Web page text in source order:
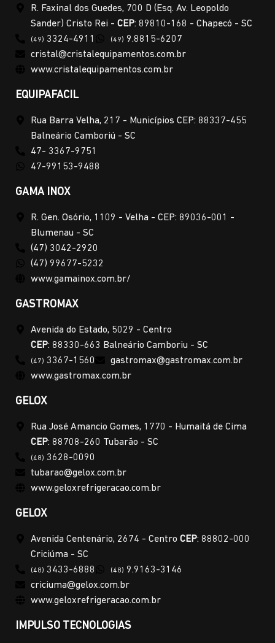
R. Faxinal dos Guedes, 700 D (Esq. Av. Leopoldo
Sander) Cristo Rei - CEP: 89810-168 - Chapecó - SC
(49) 3324-4911 (49) 9.8815-6207
cristal@cristalequipamentos.com.br
www.cristalequipamentos.com.br
EQUIPAFACIL
Rua Barra Velha, 217 - Municípios CEP: 88337-455
Balneário Camboriú - SC
47- 3367-9751
47-99153-9488
GAMA INOX
R. Gen. Osório, 1109 - Velha - CEP: 89036-001 -
Blumenau - SC
(47) 3042-2920
(47) 99677-5232
www.gamainox.com.br/
GASTROMAX
Avenida do Estado, 5029 - Centro
CEP: 88330-663 Balneário Camboriu - SC
(47) 3367-1560
gastromax@gastromax.com.br
www.gastromax.com.br
GELOX
Rua José Amancio Gomes, 1770 - Humaitá de Cima
CEP: 88708-260 Tubarão - SC
(48) 3628-0090
tubarao@gelox.com.br
www.geloxrefrigeracao.com.br
GELOX
Avenida Centenário, 2674 - Centro CEP: 88802-000
Criciúma - SC
(48) 3433-6888 (48) 9.9163-3146
criciuma@gelox.com.br
www.geloxrefrigeracao.com.br
IMPULSO TECNOLOGIAS